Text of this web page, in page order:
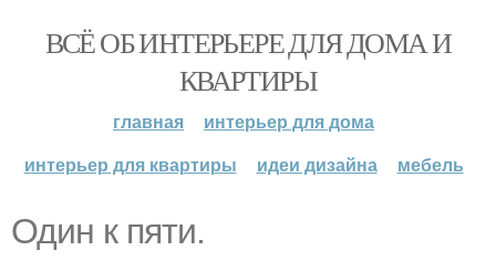
ВСЁ ОБ ИНТЕРЬЕРЕ ДЛЯ ДОМА И
КВАРТИРЫ
главная
интерьер для дома
интерьер для квартиры
идеи дизайна мебель
Один к пяти.